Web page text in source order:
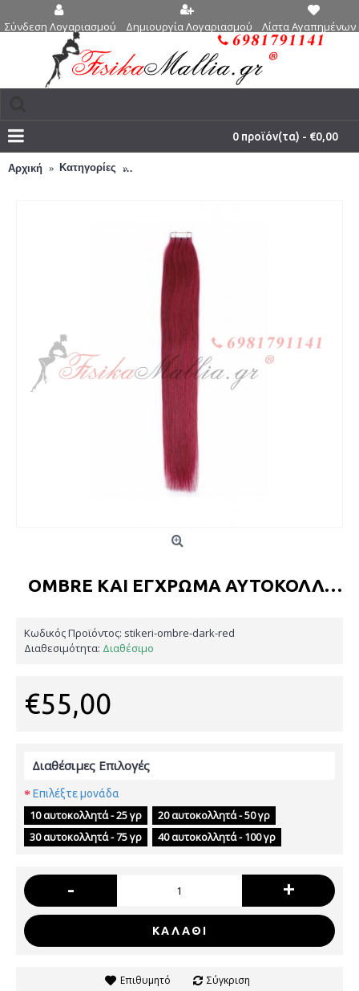
Σύνδεση Λογαριασμού Δημιουργία Λογαριασμού Λίστα Αγαπημένων
0 προϊόν(τα) - €0,00
Αρχική Κατηγορίες
OMBRE ΚΑΙ ΈΓΧΡΩΜΑ ΑΥΤΟΚΌΛΛΗΤΑ - ΣΚΟΎΡΟ ΚΌΚΚ&#
Κωδικός Προϊόντος: stikeri-ombre-dark-red
Διαθεσιμότητα: Διαθέσιμο
€55,00
Διαθέσιμες Επιλογές
Επιλέξτε μονάδα
10 αυτοκολλητά - 25 γρ
20 αυτοκολλητά - 50 γρ
30 αυτοκολλητά - 75 γρ
40 αυτοκολλητά - 100 γρ
- +
ΚΑΛΆΘΙ
Επιθυμητό Σύγκριση